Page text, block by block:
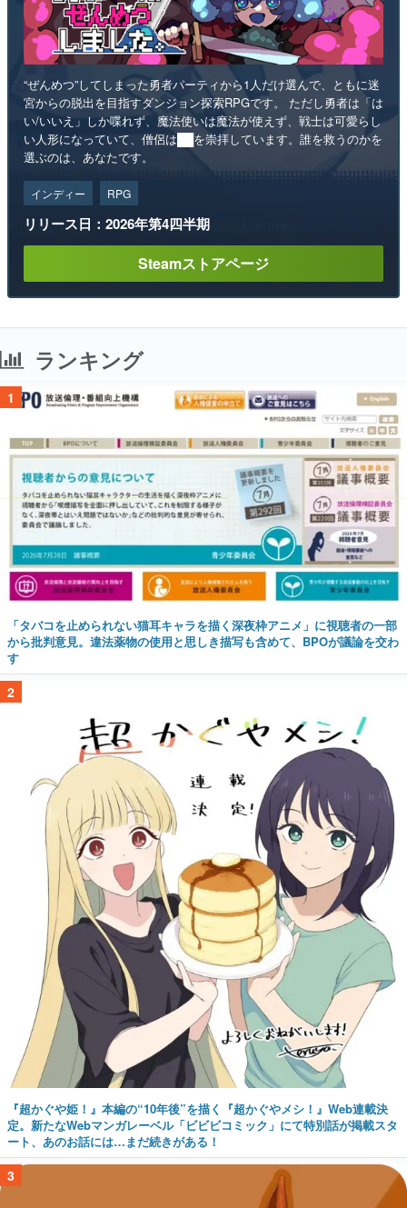
“ぜんめつ”してしまった勇者パーティから1人だけ選んで、ともに迷
宮からの脱出を目指すダンジョン探索RPGです。 ただし勇者は「は
い/いいえ」しか喋れず、魔法使いは魔法が使えず、戦士は可愛らし
い人形になっていて、僧侶は██を崇拝しています。誰を救うのかを
選ぶのは、あなたです。
インディー RPG
リリース日：2026年第4四半期
Steamストアページ
ランキング
1
「タバコを止められない猫耳キャラを描く深夜枠アニメ」に視聴者の一部
から批判意見。違法薬物の使用と思しき描写も含めて、BPOが議論を交わ
す
2
『超かぐや姫！』本編の“10年後”を描く『超かぐやメシ！』Web連載決
定。新たなWebマンガレーベル「ビビビコミック」にて特別話が掲載スタ
ート、あのお話には…まだ続きがある！
3